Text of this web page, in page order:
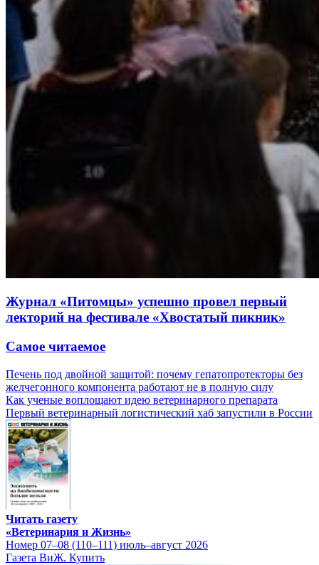
Журнал «Питомцы» успешно провел первый
лекторий на фестивале «Хвостатый пикник»
Самое читаемое
Печень под двойной защитой: почему гепатопротекторы без
желчегонного компонента работают не в полную силу
Как ученые воплощают идею ветеринарного препарата
Первый ветеринарный логистический хаб запустили в России
Читать газету
«Ветеринария и Жизнь»
Номер 07–08 (110–111) июль–август 2026
Газета ВиЖ. Купить